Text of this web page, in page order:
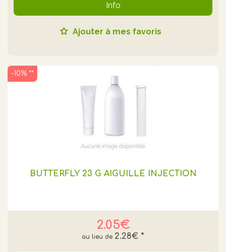
Info
Ajouter à mes favoris
BUTTERFLY 23 G AIGUILLE INJECTION
2.05€
2.28€ *
-10% **